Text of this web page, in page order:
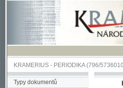
KRAMERIUS-PERIODIKA(796/5736010) -H
Typy dokumentů
Abeceda